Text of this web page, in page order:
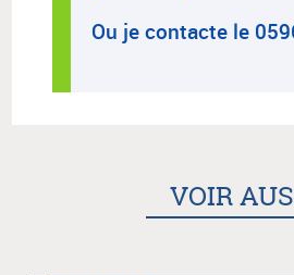
Ou je contacte le
VOIR